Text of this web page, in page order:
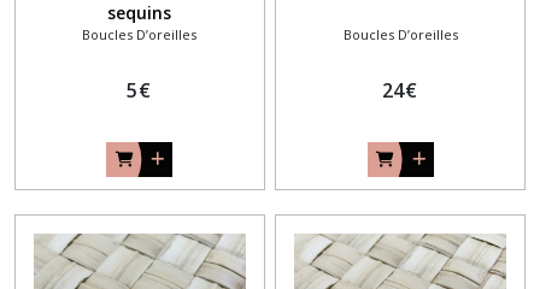
sequins
Boucles D’oreilles
5€
Boucles D’oreilles
24€